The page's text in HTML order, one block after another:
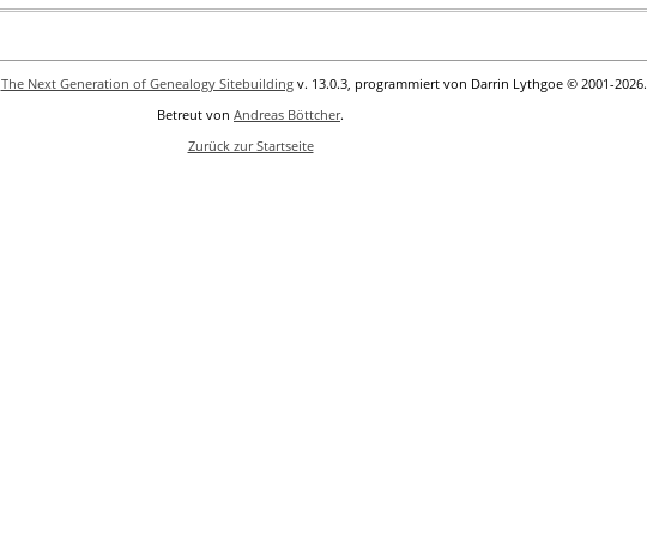
The Next Generation of Genealogy Sitebuildingv. 13.0.3, programmiert von Darrin Lythgoe © 2001-2026.
Betreut von Andreas Böttcher.
Zurück zur Startseite